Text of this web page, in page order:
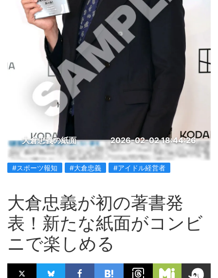
大倉忠義の紙面 2026-02-02 18:44:26
#スポーツ報知 #大倉忠義 #アイドル経営者
大倉忠義が初の著書発
表！新たな紙面がコンビ
ニで楽しめる